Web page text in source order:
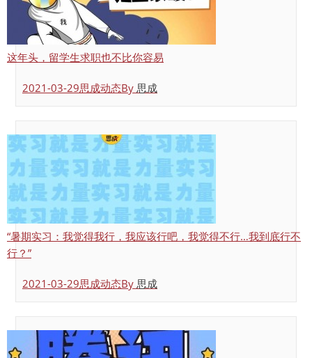
导师团队
联系报名
这年头，留学生求职也不比你容易
2021-03-29思成动态By 思成
“暑期实习：我觉得我行，我应该行吧，我觉得不行…我到底行不
行？”
2021-03-29思成动态By 思成